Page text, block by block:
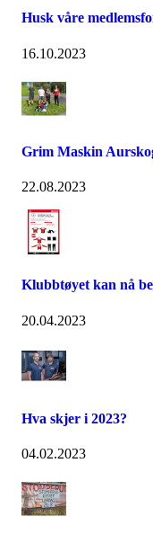
Husk våre
16.10.2023
Grim Maskin
22.08.2023
Klubbtøyet kan nå
20.04.2023
Hva skjer i 2023?
04.02.2023